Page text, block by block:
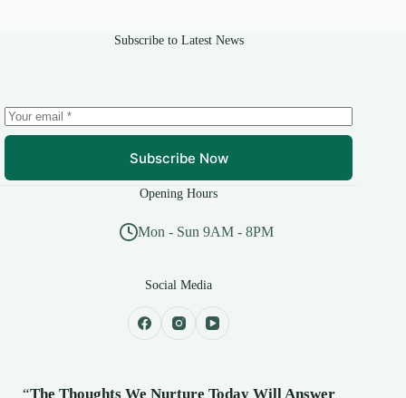
Subscribe to Latest News
Subscribe Now
Opening Hours
Mon - Sun 9AM - 8PM
Social Media
“The Thoughts We Nurture Today Will Answer